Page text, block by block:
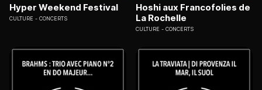
Hyper Weekend Festival
CULTURE CONCERTS
Hoshi aux Francofolies de
La Rochelle
CULTURE CONCERTS